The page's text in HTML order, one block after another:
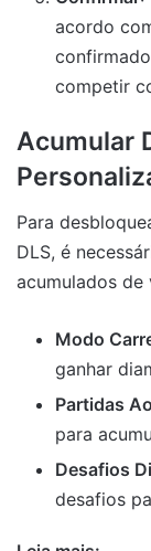
acordo
competir
Acumular
Para
DLS, é
acumulados de
Modo
ganhar
Partidas
para
Desafios
desafios